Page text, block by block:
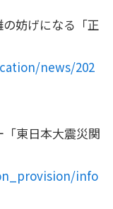
妨げになる「正
news/202
東日本大震災関
info